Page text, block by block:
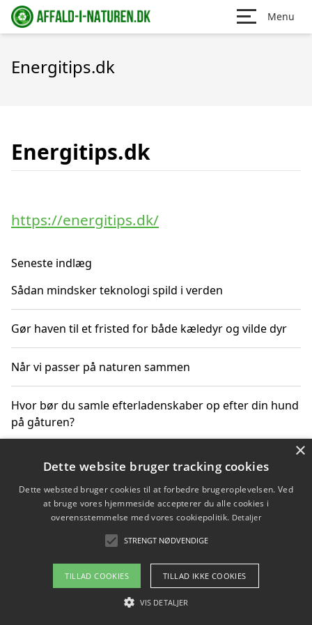
Menu
Energitips.dk
Energitips.dk
https://energitips.dk/
Seneste indlæg
Sådan mindsker teknologi spild i verden
Gør haven til et fristed for både kæledyr og vilde dyr
Når vi passer på naturen sammen
Hvor bør du samle efterladenskaber op efter din hund
på gåturen?
Sådan rydder du effektivt op efter et stort event
Copyright 2026 - Pilanto Aps
Om / kontakt
Blog Betingelser
×
Dette website bruger tracking cookies
Dette websted bruger cookies til at forbedre brugeroplevelsen. Ved
at bruge vores hjemmeside accepterer du alle cookies i
overensstemmelse med vores cookiepolitik. Detaljer
STRENGT NØDVENDIGE
TILLAD COOKIES TILLAD IKKE COOKIES
VIS DETALJER